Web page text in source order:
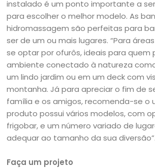
instalado é um ponto importante a
para escolher o melhor modelo. As
hidromassagem são perfeitas para
ser de um ou mais lugares. “Para
se optar por ofurôs, ideais para quem
ambiente conectado à natureza
um lindo jardim ou em um deck com
montanha. Já para apreciar o fim de
família e os amigos, recomenda-se o
produto possui vários modelos, com
frigobar, e um número variado de
adequar ao tamanho da sua diversão”.
Faça um projeto